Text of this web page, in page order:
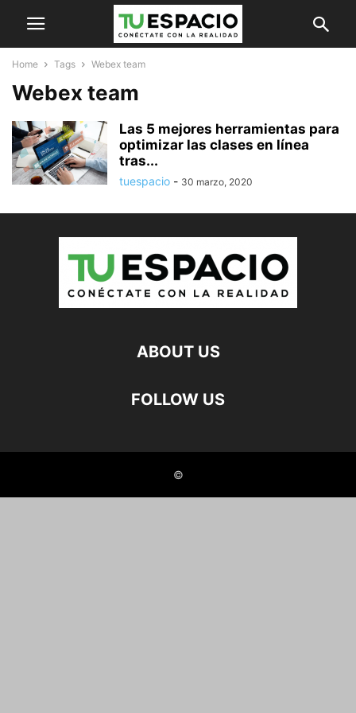
Home Tags Webex team
Webex team
Las 5 mejores herramientas para
optimizar las clases en línea
tras...
tuespacio - 30 marzo, 2020
ABOUT US
FOLLOW US
©